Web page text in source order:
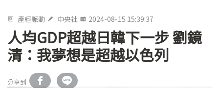
產經脈動 中央社 2024-08-15 15:39:37
人均GDP超越日韓下一步 劉鏡
清：我夢想是超越以色列
分享到